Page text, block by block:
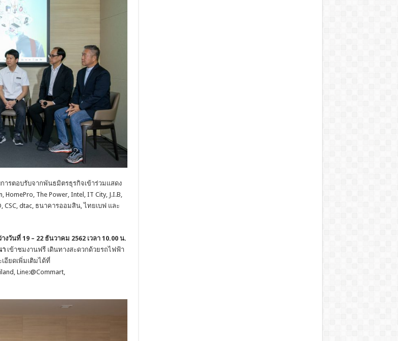
การตอบรับจากพันธมิตรธุรกิจเข้าร่วมแสดง
The Power, Intel, IT City, J.I.B,
CSC, dtac, ธนาคารออมสิน, ไทยเบฟ และ
งวันที่ 19 – 22 ธันวาคม 2562 เวลา 10.00 น.
า เข้าชมงานฟรี เดินทางสะดวกด้วยรถไฟฟ้า
อียดเพิ่มเติมได้ที่
Line:@Commart,